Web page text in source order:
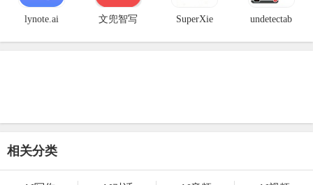
lynote.ai 文兜智写 SuperXie undetectab
相关分类